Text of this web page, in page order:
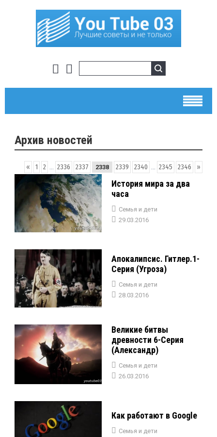
Архив новостей
« 1 2 2336 2337 2338 2339 2340 2345 2346 »
История мира за два
часа
Семья и дети
29.03.2016
Апокалипсис. Гитлер.1-
Серия (Угроза)
Семья и дети
28.03.2016
Великие битвы
древности 6-Серия
(Александр)
Семья и дети
26.03.2016
Как работают в Google
Семья и дети